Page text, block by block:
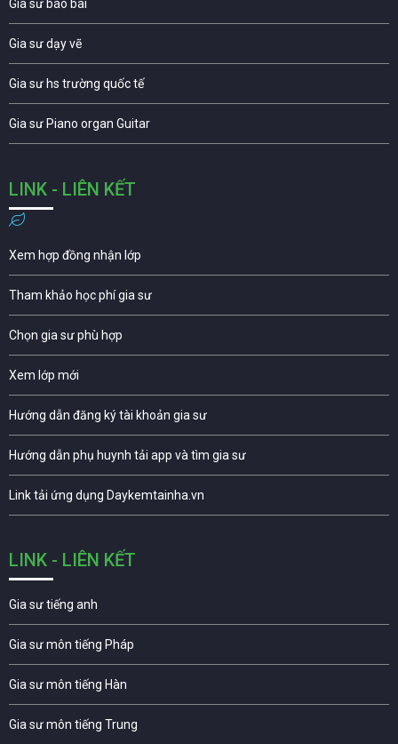
Gia sư báo bài
Gia sư dạy vẽ
Gia sư hs trường quốc tế
Gia sư Piano organ Guitar
LINK - LIÊN KẾT
Xem hợp đồng nhận lớp
Tham khảo học phí gia sư
Chọn gia sư phù hợp
Xem lớp mới
Hướng dẫn đăng ký tài khoản gia sư
Hướng dẫn phụ huynh tải app và tìm gia sư
Link tải ứng dụng Daykemtainha.vn
LINK - LIÊN KẾT
Gia sư tiếng anh
Gia sư môn tiếng Pháp
Gia sư môn tiếng Hàn
Gia sư môn tiếng Trung